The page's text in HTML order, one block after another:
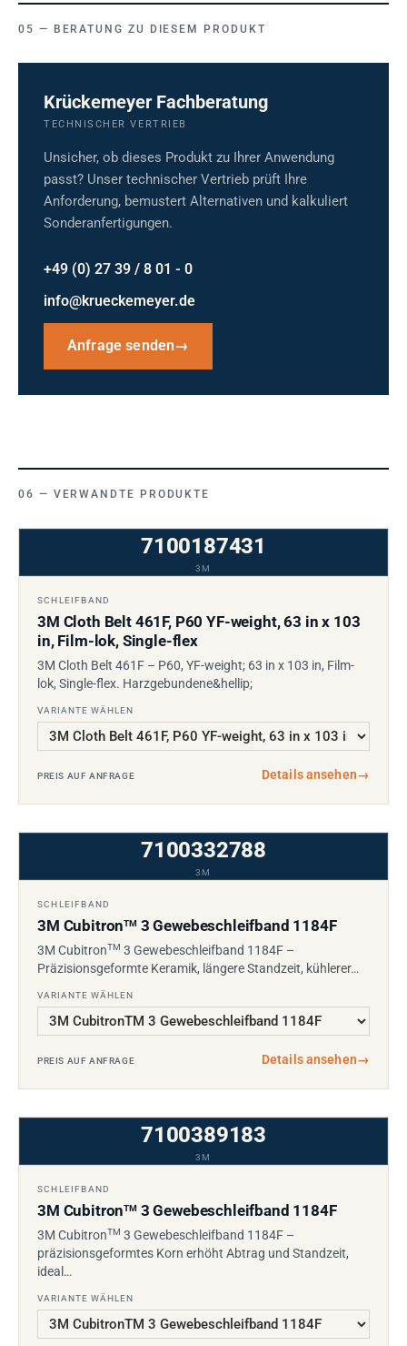
BERATUNG ZU DIESEM PRODUKT
Krückemeyer Fachberatung
TECHNISCHER VERTRIEB
Unsicher, ob dieses Produkt zu Ihrer Anwendung
passt? Unser technischer Vertrieb prüft Ihre
Anforderung, bemustert Alternativen und kalkuliert
Sonderanfertigungen.
+49 (0) 27 39 / 8 01 - 0
info@krueckemeyer.de
Anfrage senden→
VERWANDTE PRODUKTE
7100187431
3M
SCHLEIFBAND
3M Cloth Belt 461F, P60 YF-weight, 63 in x 103
in, Film-lok, Single-flex
3M Cloth Belt 461F – P60, YF-weight; 63 in x 103 in, Film-
lok, Single-flex. Harzgebundene&hellip;
VARIANTE WÄHLEN
PREIS AUF ANFRAGE Details ansehen→
7100332788
3M
SCHLEIFBAND
3M CubitronTM3 Gewebeschleifband 1184F
3M CubitronTM 3 Gewebeschleifband 1184F –
Präzisionsgeformte Keramik, längere Standzeit, kühlerer…
VARIANTE WÄHLEN
PREIS AUF ANFRAGE Details ansehen→
7100389183
3M
SCHLEIFBAND
3M CubitronTM3 Gewebeschleifband 1184F
3M CubitronTM 3 Gewebeschleifband 1184F –
präzisionsgeformtes Korn erhöht Abtrag und Standzeit,
ideal…
VARIANTE WÄHLEN